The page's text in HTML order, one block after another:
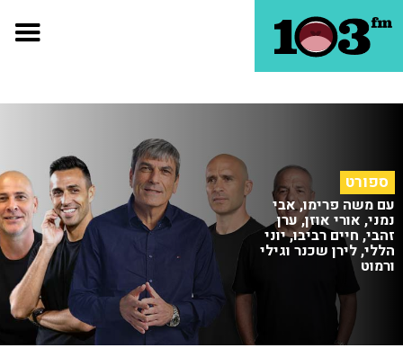
ספורט
עם משה פרימו, אבי
נמני, אורי אוזן, ערן
זהבי, חיים רביבו, יוני
הללי, לירן שכנר וגילי
ורמוט